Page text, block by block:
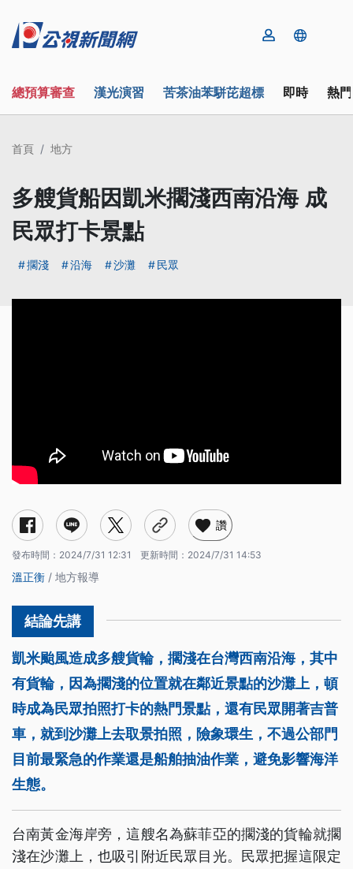
總預算審查 漢光演習 苦茶油苯駢芘超標 即時 熱
首頁 地方
多艘貨船因凱米擱淺西南沿海 成
民眾打卡景點
擱淺 沿海 沙灘 民眾
讚
發布時間： 2024/7/31 12:31 更新時間： 2024/7/31 14:53
溫正衡 / 地方報導
凱米颱風造成多艘貨輪，擱淺在台灣西南沿海，其中
有貨輪，因為擱淺的位置就在鄰近景點的沙灘上，頓
時成為民眾拍照打卡的熱門景點，還有民眾開著吉普
車，就到沙灘上去取景拍照，險象環生，不過公部門
目前最緊急的作業還是船舶抽油作業，避免影響海洋
生態。
台南黃金海岸旁，這艘名為蘇菲亞的擱淺的貨輪就擱
淺在沙灘上，也吸引附近民眾目光。民眾把握這限定